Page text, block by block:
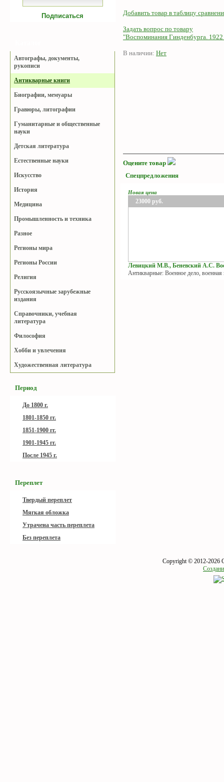
Автографы, документы,
рукописи
Антикварные книги
Биографии, мемуары
Гравюры, литографии
Гуманитарные и общественные
науки
Детская литература
Естественные науки
Искусство
История
Медицина
Промышленность и техника
Разное
Регионы мира
Регионы России
Религия
Русскоязычные зарубежные
издания
Справочники, учебная
литература
Философия
Хобби и увлечения
Художественная литература
Период
До 1800 г.
1801-1850 гг.
1851-1900 гг.
1901-1945 гг.
После 1945 г.
Переплет
Твердый переплет
Мягкая обложка
Утрачена часть переплета
Без переплета
Добавить товар в таблицу
Задать вопрос по товару
"Воспоминания Гинденбурга. 1922
В наличии: Нет
Оцените товар
Спецпредложения
Новая цена
23000 руб.
Левицкий М.В., Беневский А.С.
Антикварные: Военное дело, военная
Copyright © 2012-2026